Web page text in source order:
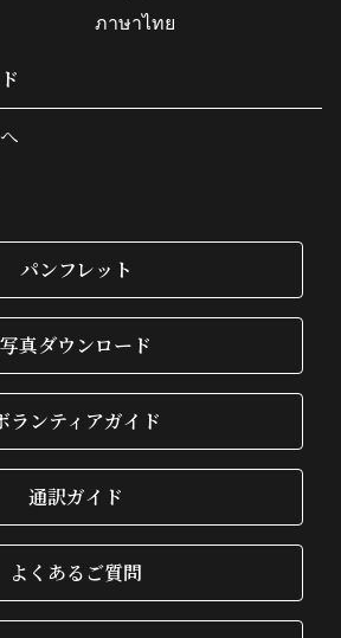
ภาษาไทย
パンフレット
写真ダウンロード
ランティアガイド
通訳ガイド
よくあるご質問